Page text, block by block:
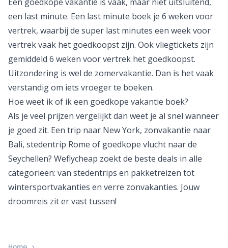
alles los te boeken.
Boek met je creditcard. Zo ben je altijd verzekerd
mocht de organisatie failliet gaan.
om geld te
Wanneer boek je een goedkope vakantie?
Een goedkope vakantie is vaak, maar niet uitsluitend,
een last minute. Een last minute boek je 6 weken voor
vertrek, waarbij de super last minutes een week voor
vertrek vaak het goedkoopst zijn. Ook vliegticketszijn
gemiddeld 6 weken voor vertrek het goedkoopst.
Uitzondering is wel de zomervakantie. Dan is het vaak
verstandig om iets vroeger te boeken.
je goed zit. Een trip naar New York, zonvakantie naar